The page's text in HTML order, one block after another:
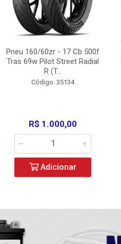
Pneu 160/60zr - 17 Cb 500f
Tras 69w Pilot Street Radial
R (T...
Código: 35134
R$ 1.000,00
Adicionar